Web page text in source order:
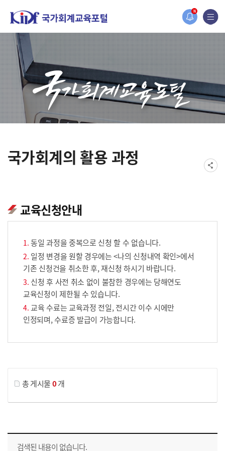
N
홈페이지가 새롭게 개편되었습니다.
한국조세재정연구원홈페이지가 새롭게 개설되었습니다.
국가회계의 활용 과정
교육신청안내
동일 과정을 중복으로 신청 할 수 없습니다.
일정 변경을 원할 경우에는 <나의 신청내역 확인>에서
기존 신청건을 취소한 후, 재신청 하시기 바랍니다.
신청 후 사전 취소 없이 불참한 경우에는 당해연도
교육신청이 제한될 수 있습니다.
교육 수료는 교육과정 전일, 전시간 이수 시에만
인정되며, 수료증 발급이 가능합니다.
총 게시물0개
교육신청 목록을 나타낸 표로 회차, 지역, 접수기간, 교육기간, 교육장소, 신청인원/모집인원, 상태로 나뉘어 설명합니다.
검색된 내용이 없습니다.